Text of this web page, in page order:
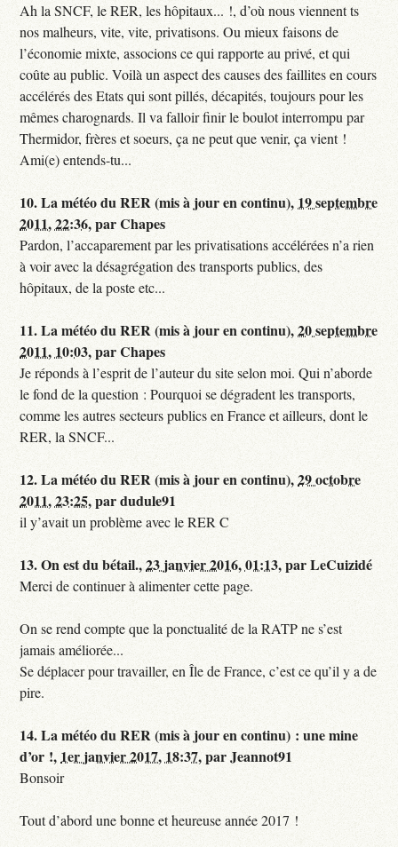
Ah la SNCF, le RER, les hôpitaux... !, d’où nous viennent ts
nos malheurs, vite, vite, privatisons. Ou mieux faisons de
l’économie mixte, associons ce qui rapporte au privé, et qui
coûte au public. Voilà un aspect des causes des faillites en cours
accélérés des Etats qui sont pillés, décapités, toujours pour les
mêmes charognards. Il va falloir finir le boulot interrompu par
Thermidor, frères et soeurs, ça ne peut que venir, ça vient !
Ami(e) entends-tu...
10.La météo du RER (mis à jour en continu), 19 septembre
2011, 22:36,parChapes
Pardon, l’accaparement par les privatisations accélérées n’a rien
à voir avec la désagrégation des transports publics, des
hôpitaux, de la poste etc...
11.La météo du RER (mis à jour en continu),20 septembre
2011, 10:03,parChapes
Je réponds à l’esprit de l’auteur du site selon moi. Qui n’aborde
le fond de la question : Pourquoi se dégradent les transports,
comme les autres secteurs publics en France et ailleurs, dont le
RER, la SNCF...
12.La météo du RER (mis à jour en continu),29 octobre
2011, 23:25,pardudule91
il y’avait un problème avec le RER C
13.On est du bétail.,23 janvier 2016, 01:13,parLeCuizidé
Merci de continuer à alimenter cette page.
On se rend compte que la ponctualité de la RATP ne s’est
jamais améliorée...
Se déplacer pour travailler, en Île de France, c’est ce qu’il y a de
pire.
14.La météo du RER (mis à jour en continu) : une mine
d’or !, 1er janvier 2017, 18:37,parJeannot91
Bonsoir
Tout d’abord une bonne et heureuse année 2017 !